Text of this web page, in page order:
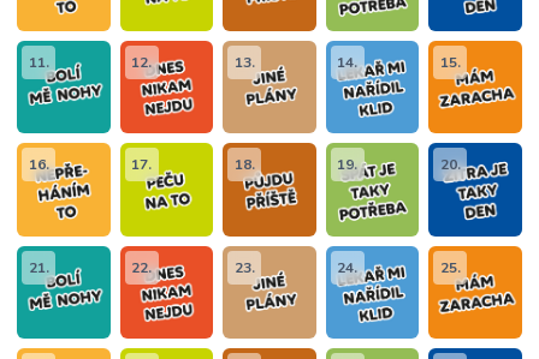
11. 12. 13. 14. 15.
16. 17. 18. 19. 20.
21. 22. 23. 24. 25.